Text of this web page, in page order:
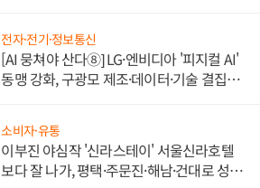
전자·전기·정보통신
[AI 뭉쳐야 산다⑧] LG·엔비디아 '피지컬 AI'
동맹 강화, 구광모 제조·데이터·기술 결집
소비자·유통
이부진 야심작 '신라스테이' 서울신라호텔
보다 잘 나가, 평택·주문진·해남·건대로 성